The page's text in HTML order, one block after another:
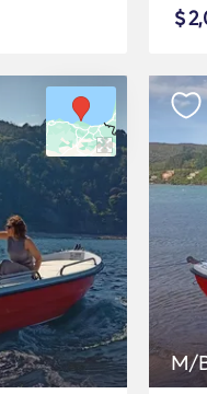
$
M/